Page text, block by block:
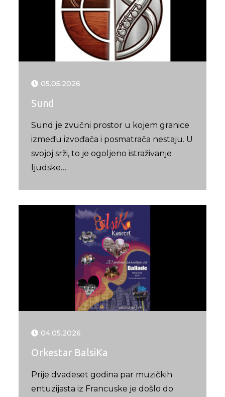
05.05.2026
Sund
Sund je zvučni prostor u kojem granice
između izvođača i posmatrača nestaju. U
svojoj srži, to je ogoljeno istraživanje
ljudske…
04.05.2026
Orkestar BalsiKa
Prije dvadeset godina par muzičkih
entuzijasta iz Francuske je došlo do